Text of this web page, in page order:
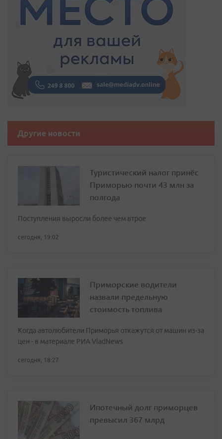
Другие новости
Туристический налог принёс
Приморью почти 43 млн за
полгода
Поступления выросли более чем втрое
сегодня, 19:02
Приморские водители
назвали предельную
стоимость топлива
Когда автолюбители Приморья откажутся от машин из-за
цен - в материале РИА VladNews
сегодня, 18:27
Ипотечный долг приморцев
превысил 367 млрд